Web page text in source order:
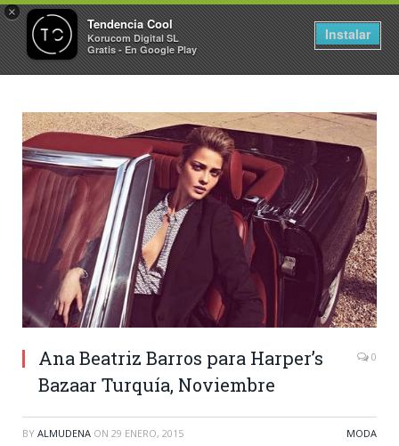
×
Tendencia Cool
Korucom Digital SL
Gratis - En Google Play
Instalar
Ana Beatriz Barros para Harper’s
Bazaar Turquía, Noviembre
0
BY ALMUDENA ON 29 ENERO, 2015 MODA